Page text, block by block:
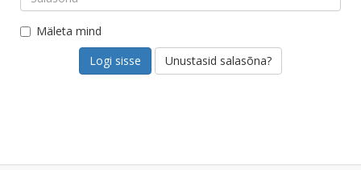
Mäleta mind
Unustasid salasõna?